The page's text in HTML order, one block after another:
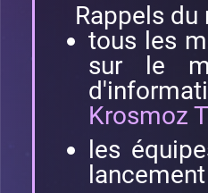
Rappels
tous les
sur le
Krosmoz
les